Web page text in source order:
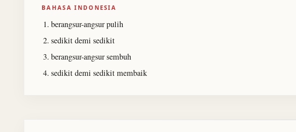
BAHASA INDONESIA
berangsur-angsur pulih
sedikit demi sedikit
berangsur-angsur sembuh
sedikit demi sedikit membaik